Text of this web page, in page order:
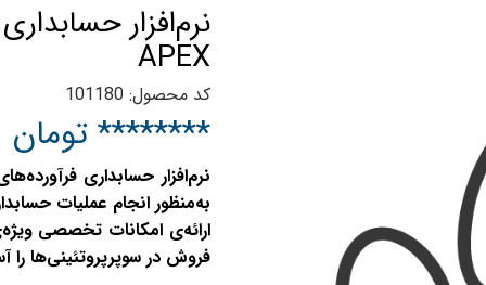
نرم‌افزار
APEX
کد محصول: 101180
******** تومان
به‌منظور انجام عملیات
ارائه‌ی امکانات تخصصی
فروش در سوپرپروتئینی‌ها